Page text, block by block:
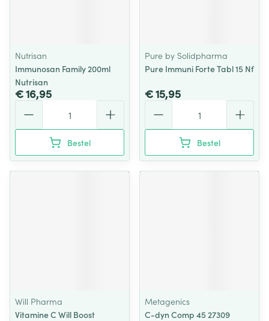
Nutrisan
Immunosan Family 200ml
Nutrisan
€ 16,95
Bestel
Pure by Solidpharma
Pure Immuni Forte Tabl 15 Nf
€ 15,95
Bestel
Will Pharma
Vitamine C Will Boost
Metagenics
C-dyn Comp 45 27309